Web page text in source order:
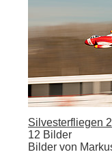
Silvesterfliegen
12 Bilder
Bilder von